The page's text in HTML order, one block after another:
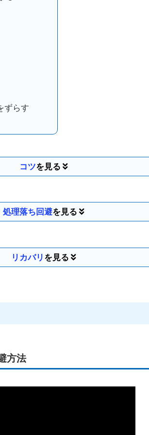
ずらす
コツ
処理落ち回避
リカバリ
方法